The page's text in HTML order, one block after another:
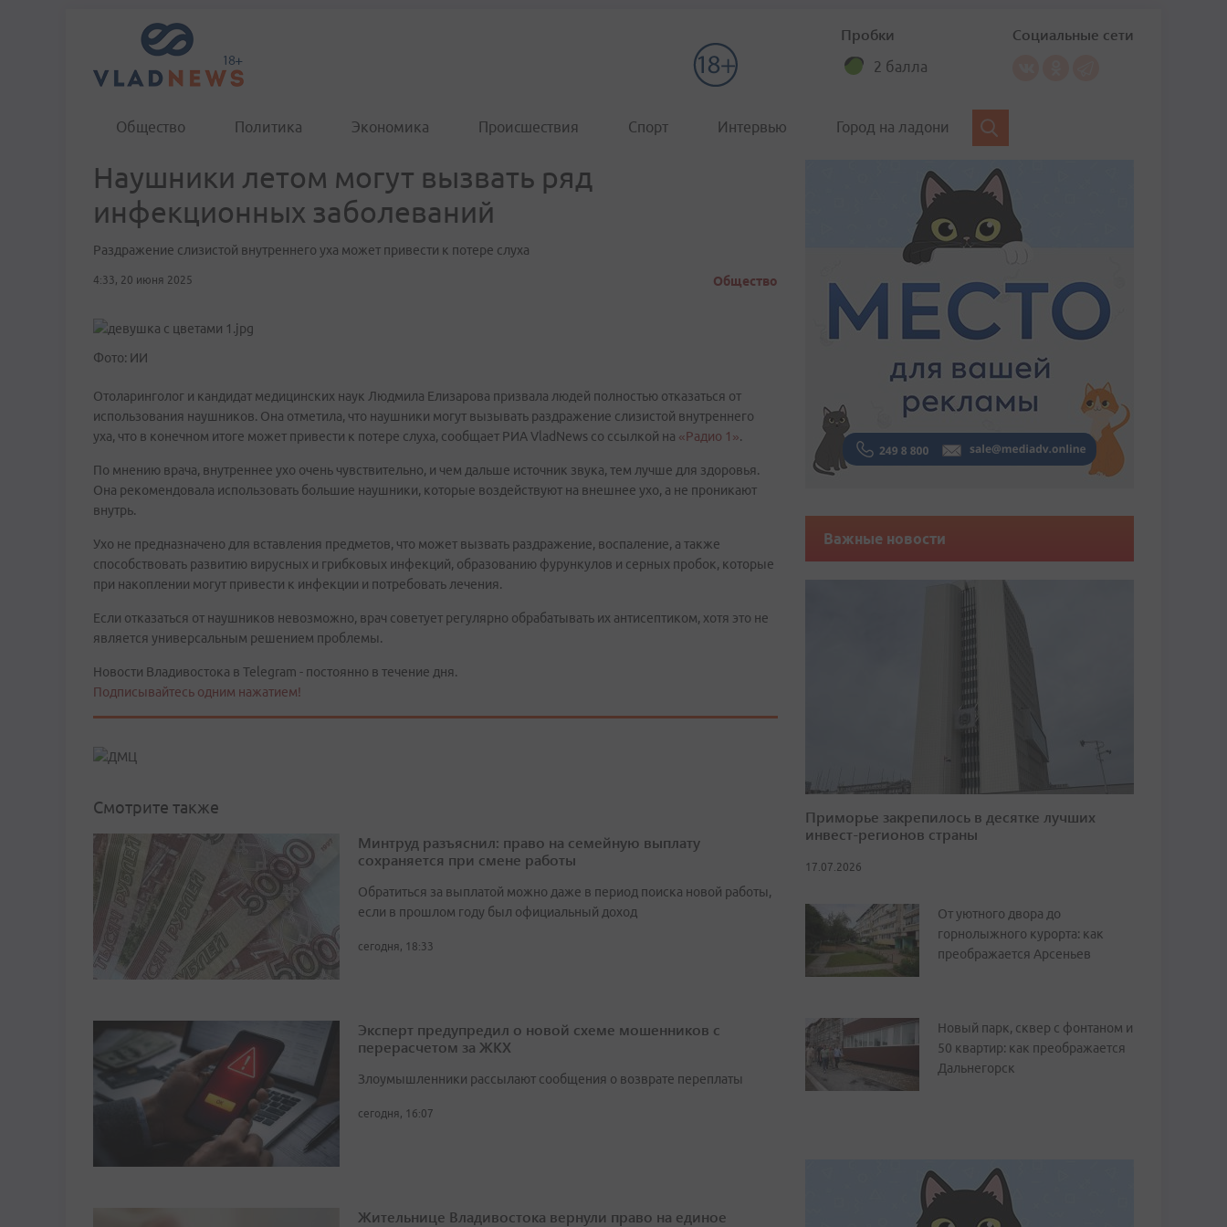
Пробки
2 балла
Социальные сети
Общество Политика Экономика Происшествия Спорт Интервью Город на ладони
Наушники летом могут вызвать ряд
инфекционных заболеваний
Раздражение слизистой внутреннего уха может привести к потере слуха
4:33, 20 июня 2025 Общество
Фото: ИИ
Отоларинголог и кандидат медицинских наук Людмила Елизарова призвала людей полностью отказаться от
использования наушников. Она отметила, что наушники могут вызывать раздражение слизистой внутреннего
уха, что в конечном итоге может привести к потере слуха, сообщает РИА VladNews со ссылкой на «Радио 1».
По мнению врача, внутреннее ухо очень чувствительно, и чем дальше источник звука, тем лучше для здоровья.
Она рекомендовала использовать большие наушники, которые воздействуют на внешнее ухо, а не проникают
внутрь.
Ухо не предназначено для вставления предметов, что может вызвать раздражение, воспаление, а также
способствовать развитию вирусных и грибковых инфекций, образованию фурункулов и серных пробок, которые
при накоплении могут привести к инфекции и потребовать лечения.
Если отказаться от наушников невозможно, врач советует регулярно обрабатывать их антисептиком, хотя это не
является универсальным решением проблемы.
Новости Владивостока в Telegram - постоянно в течение дня.
Подписывайтесь одним нажатием!
Смотрите также
Минтруд разъяснил: право на семейную выплату
сохраняется при смене работы
Обратиться за выплатой можно даже в период поиска новой работы,
если в прошлом году был официальный доход
сегодня, 18:33
Эксперт предупредил о новой схеме мошенников с
перерасчетом за ЖКХ
Злоумышленники рассылают сообщения о возврате переплаты
сегодня, 16:07
Жительнице Владивостока вернули право на единое
Важные новости
Приморье закрепилось в десятке лучших
инвест-регионов страны
17.07.2026
От уютного двора до
горнолыжного курорта: как
преображается Арсеньев
Новый парк, сквер с фонтаном и
50 квартир: как преображается
Дальнегорск